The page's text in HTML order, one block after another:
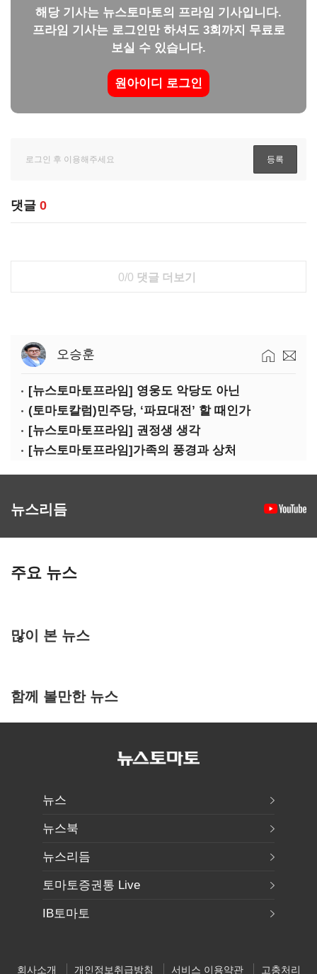
해당 기사는 뉴스토마토의 프라임 기사입니다.
프라임 기사는 로그인만 하셔도 3회까지 무료로
보실 수 있습니다.
원아이디 로그인
댓글 0
0/0 댓글 더보기
오승훈
[뉴스토마토프라임] 영웅도 악당도 아닌
(토마토칼럼)민주당, ‘파묘대전’ 할 때인가
[뉴스토마토프라임] 권정생 생각
[뉴스토마토프라임]가족의 풍경과 상처
뉴스리듬
주요 뉴스
많이 본 뉴스
함께 볼만한 뉴스
뉴스
뉴스북
뉴스리듬
토마토증권통 Live
IB토마토
회사소개 개인정보취급방침 서비스 이용약관 고충처리